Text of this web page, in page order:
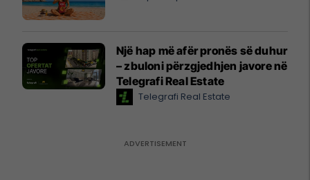
Një hap më afër pronës së duhur
– zbuloni përzgjedhjen javore në
Telegrafi Real Estate
Telegrafi Real Estate